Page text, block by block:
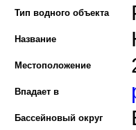
Тип водного объекта
Название
Местоположение
Впадает в
Бассейновый округ